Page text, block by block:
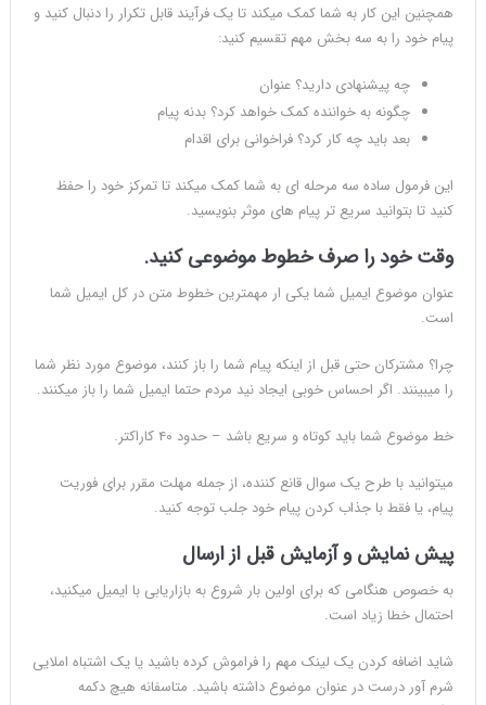
همچنین این کار به شما کمک میکند تا یک فرآیند قابل تکرار را دنبال کنید و
پیام خود را به سه بخش مهم تقسیم کنید:
چه پیشنهادی دارید؟ عنوان
چگونه به خواننده کمک خواهد کرد؟ بدنه پیام
بعد باید چه کار کرد؟ فراخوانی برای اقدام
این فرمول ساده سه مرحله ای به شما کمک میکند تا تمرکز خود را حفظ
کنید تا بتوانید سریع تر پیام های موثر بنویسید.
وقت خود را صرف خطوط موضوعی کنید.
عنوان موضوع ایمیل شما یکی ار مهمترین خطوط متن در کل ایمیل شما
است.
چرا؟ مشترکان حتی قبل از اینکه پیام شما را باز کنند، موضوع مورد نظر شما
را میبینند. اگر احساس خوبی ایجاد نید مردم حتما ایمیل شما را باز میکنند.
خط موضوع شما باید کوتاه و سریع باشد – حدود ۴۰ کاراکتر.
میتوانید با طرح یک سوال قانع کننده، از جمله مهلت مقرر برای فوریت
پیام، یا فقط با جذاب کردن پیام خود جلب توجه کنید.
پیش نمایش و آزمایش قبل از ارسال
به خصوص هنگامی که برای اولین بار شروع به بازاریابی با ایمیل میکنید،
احتمال خطا زیاد است.
شاید اضافه کردن یک لینک مهم را فراموش کرده باشید یا یک اشتباه املایی
شرم آور درست در عنوان موضوع داشته باشید. متاسفانه هیچ دکمه